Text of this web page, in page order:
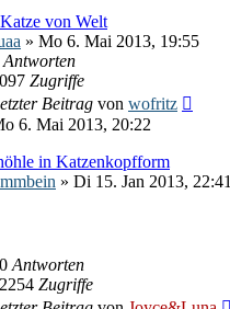
von Welt
» Mo 6. Mai 2013, 19:55
Antworten
Zugriffe
Beitrag von wofritz
6. Mai 2013, 20:22
in Katzenkopfform
» Di 15. Jan 2013, 22:41
Antworten
Zugriffe